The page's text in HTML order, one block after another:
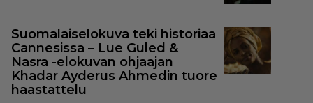
Suomalaiselokuva teki historiaa
Cannesissa – Lue Guled &
Nasra -elokuvan ohjaajan
Khadar Ayderus Ahmedin tuore
haastattelu